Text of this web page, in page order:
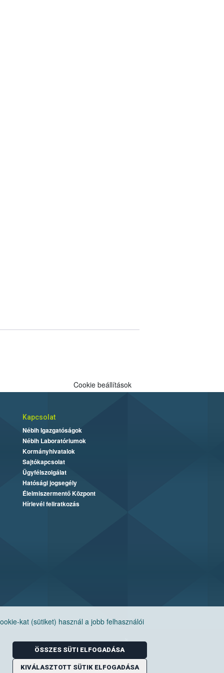
kat (sütiket) használ a jobb felhasználói
ÖSSZES SÜTI ELFOGADÁSA
KIVÁLASZTOTT SÜTIK ELFOGADÁSA
Cookie beállítások
Kapcsolat
Nébih Igazgatóságok
Nébih Laboratóriumok
Kormányhivatalok
Sajtókapcsolat
Ügyfélszolgálat
Hatósági jogsegély
Élelmiszermentő Központ
Hírlevél feliratkozás